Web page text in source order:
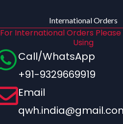
International Orders
For International Orders
Using
Call/WhatsApp
+91-9329669919
Email